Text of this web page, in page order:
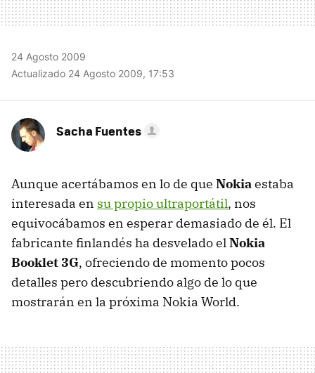
24 Agosto 2009
Actualizado 24 Agosto 2009, 17:53
Sacha Fuentes
Aunque acertábamos en lo de que Nokia estaba
interesada en su propio ultraportátil, nos
equivocábamos en esperar demasiado de él. El
fabricante finlandés ha desvelado el Nokia
Booklet 3G, ofreciendo de momento pocos
detalles pero descubriendo algo de lo que
mostrarán en la próxima Nokia World.